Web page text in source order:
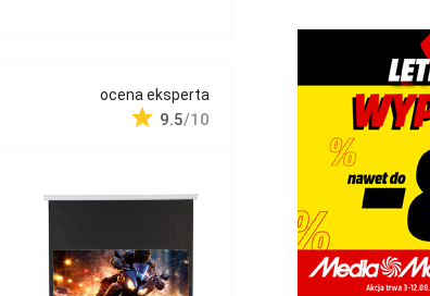
ocena eksperta
9.5/10